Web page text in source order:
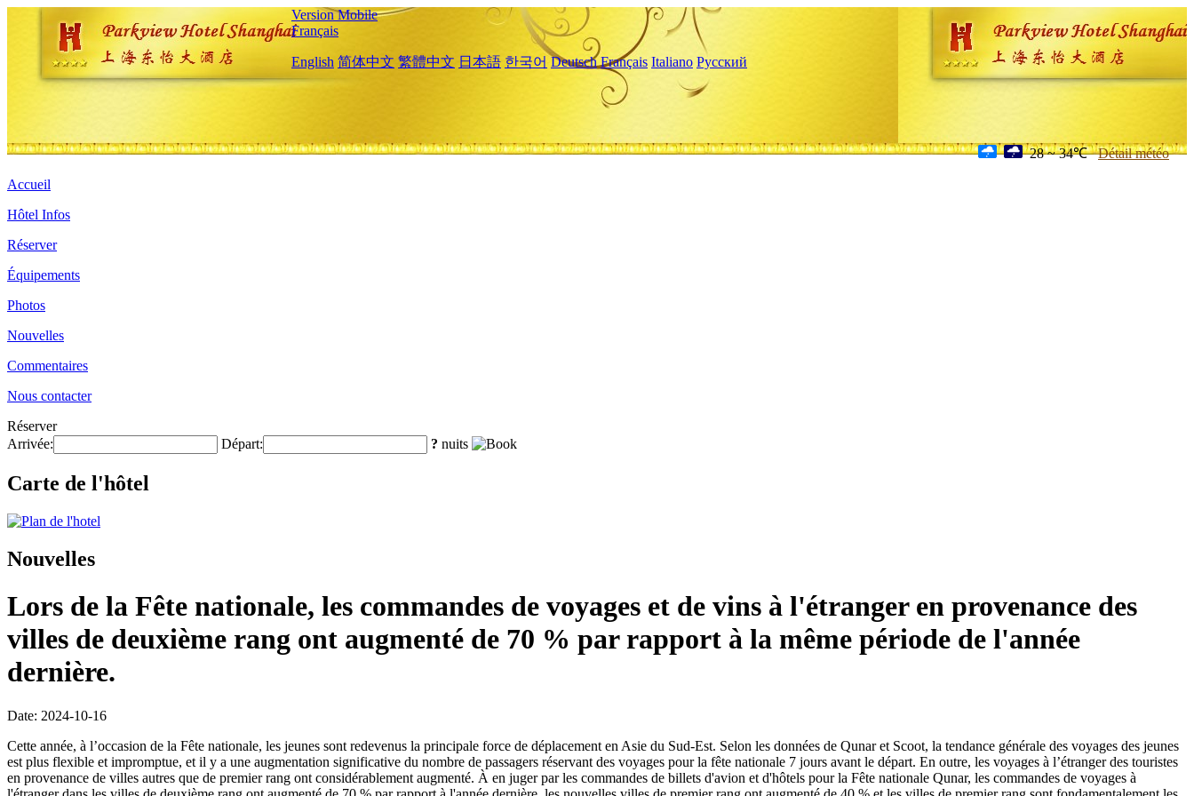
Version Mobile
Français
English 简体中文 繁體中文 日本語 한국어 Deutsch Français Italiano Русский
28 ~ 34℃ Détail météo
Accueil
Hôtel Infos
Réserver
Équipements
Photos
Nouvelles
Commentaires
Nous contacter
Réserver
Arrivée:
Départ: ? nuits
Carte de l'hôtel
Nouvelles
Lors de la Fête nationale, les commandes de voyages et de vins à l'étranger en provenance des
villes de deuxième rang ont augmenté de 70 % par rapport à la même période de l'année
dernière.
Date: 2024-10-16
Cette année, à l’occasion de la Fête nationale, les jeunes sont redevenus la principale force de déplacement en Asie du Sud-Est. Selon les données de Qunar et Scoot, la tendance générale des voyages des jeunes
est plus flexible et impromptue, et il y a une augmentation significative du nombre de passagers réservant des voyages pour la fête nationale 7 jours avant le départ. En outre, les voyages à l’étranger des touristes
en provenance de villes autres que de premier rang ont considérablement augmenté. À en juger par les commandes de billets d'avion et d'hôtels pour la Fête nationale Qunar, les commandes de voyages à